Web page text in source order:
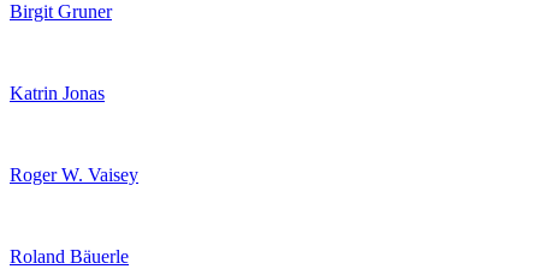
Birgit Gruner
Katrin Jonas
Roger W. Vaisey
Roland Bäuerle